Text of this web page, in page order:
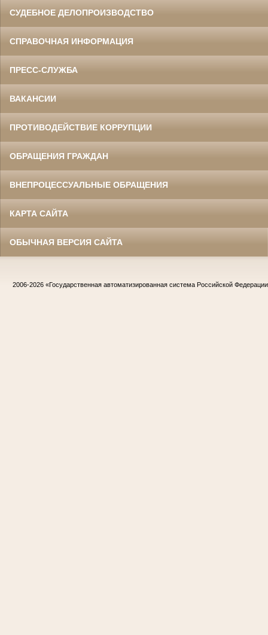
СУДЕБНОЕ ДЕЛОПРОИЗВОДСТВО
СПРАВОЧНАЯ ИНФОРМАЦИЯ
ПРЕСС-СЛУЖБА
ВАКАНСИИ
ПРОТИВОДЕЙСТВИЕ КОРРУПЦИИ
ОБРАЩЕНИЯ ГРАЖДАН
ВНЕПРОЦЕССУАЛЬНЫЕ ОБРАЩЕНИЯ
КАРТА САЙТА
ОБЫЧНАЯ ВЕРСИЯ САЙТА
2006-2026 «Государственная автоматизированная система Российской